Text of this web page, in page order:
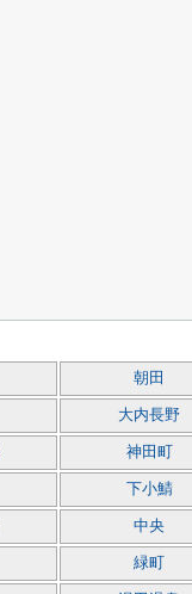
朝田
大内長野
神田町
下小鯖
中央
緑町